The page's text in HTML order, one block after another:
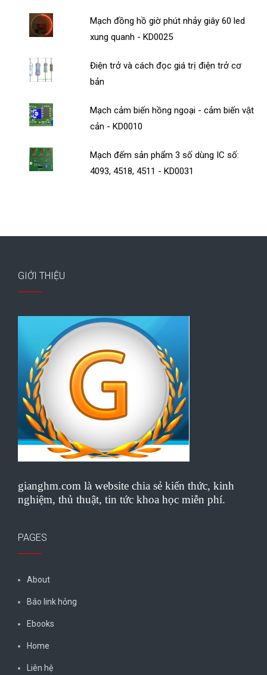
Mạch đồng hồ giờ phút nhảy giây 60 led
xung quanh - KD0025
Điện trở và cách đọc giá trị điện trở cơ
bản
Mạch cảm biến hồng ngoại - cảm biến vật
cản - KD0010
Mạch đếm sản phẩm 3 số dùng IC số:
4093, 4518, 4511 - KD0031
GIỚI THIỆU
gianghm.com là website chia sẻ kiến thức, kinh
nghiệm, thủ thuật, tin tức khoa học miễn phí.
PAGES
About
Báo link hỏng
Ebooks
Home
Liên hệ